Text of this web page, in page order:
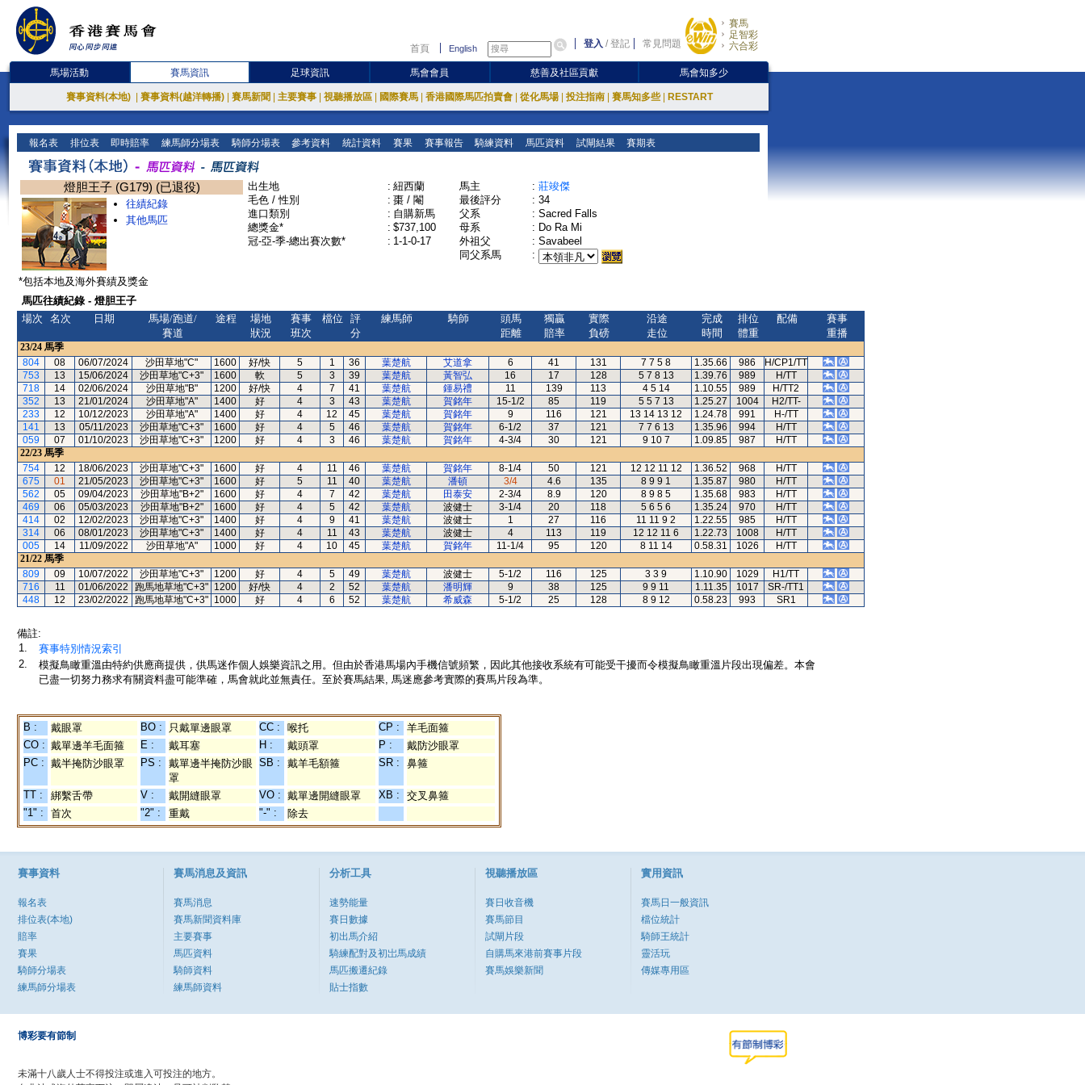
首頁 English 登入 /登記 常見問題
賽馬
足智彩
六合彩
馬場活動 賽馬資訊 足球資訊 馬會會員 慈善及社區貢獻 馬會知多少
賽事資料(本地) 賽事資料(越洋轉播) 賽馬新聞 主要賽事 視聽播放區 國際賽馬 香港國際馬匹拍賣會 從化馬場 投注指南 賽馬知多些 RESTART
報名表 排位表 即時賠率 練馬師分場表 騎師分場表 參考資料 統計資料 賽果 賽事報告 騎練資料 馬匹資料 試閘結果 賽期表
燈胆王子 (G179) (已退役)
往績紀錄
其他馬匹
出生地 : 紐西蘭
毛色 / 性別
: 棗 / 閹
進口類別
: 自購新馬
總獎金*
: $737,100
冠-亞-季-總出賽次數*
: 1-1-0-17
馬主 : 莊竣傑
最後評分
: 34
父系
: Sacred Falls
母系
: Do Ra Mi
外祖父
: Savabeel
同父系馬
:
*包括本地及海外賽績及獎金
馬匹往績紀錄 - 燈胆王子
場次
名次 日期
馬場/跑道/
賽道
途程
場地
狀況
賽事
班次
檔位
評
分
練馬師 騎師
頭馬
距離
獨贏
賠率
實際
負磅
沿途
走位
完成
時間
排位
體重
配備
賽事
重播
23/24 馬季
804
08 06/07/2024 沙田草地"C" 1600 好/快 5 1 36 葉楚航 艾道拿 6 41 131 7 7 5 8 1.35.66 986
H/CP1/TT
753
13 15/06/2024 沙田草地"C+3" 1600 軟 5 3 39 葉楚航 黃智弘 16 17 128 5 7 8 13 1.39.76 989
H/TT
718
14 02/06/2024 沙田草地"B" 1200 好/快 4 7 41 葉楚航 鍾易禮 11 139 113 4 5 14 1.10.55 989
H/TT2
352
13 21/01/2024 沙田草地"A" 1400 好 4 3 43 葉楚航 賀銘年 15-1/2 85 119 5 5 7 13 1.25.27 1004
H2/TT-
233
12 10/12/2023 沙田草地"A" 1400 好 4 12 45 葉楚航 賀銘年 9 116 121 13 14 13 12 1.24.78 991
H-/TT
141
13 05/11/2023 沙田草地"C+3" 1600 好 4 5 46 葉楚航 賀銘年 6-1/2 37 121 7 7 6 13 1.35.96 994
H/TT
059
07 01/10/2023 沙田草地"C+3" 1200 好 4 3 46 葉楚航 賀銘年 4-3/4 30 121 9 10 7 1.09.85 987
H/TT
22/23 馬季
754
12 18/06/2023 沙田草地"C+3" 1600 好 4 11 46 葉楚航 賀銘年 8-1/4 50 121 12 12 11 12 1.36.52 968
H/TT
675
01 21/05/2023 沙田草地"C+3" 1600 好 5 11 40 葉楚航 潘頓 3/4 4.6 135 8 9 9 1 1.35.87 980
H/TT
562
05 09/04/2023 沙田草地"B+2" 1600 好 4 7 42 葉楚航 田泰安 2-3/4 8.9 120 8 9 8 5 1.35.68 983
H/TT
469
06 05/03/2023 沙田草地"B+2" 1600 好 4 5 42 葉楚航 波健士 3-1/4 20 118 5 6 5 6 1.35.24 970
H/TT
414
02 12/02/2023 沙田草地"C+3" 1400 好 4 9 41 葉楚航 波健士 1 27 116 11 11 9 2 1.22.55 985
H/TT
314
06 08/01/2023 沙田草地"C+3" 1400 好 4 11 43 葉楚航 波健士 4 113 119 12 12 11 6 1.22.73 1008
H/TT
005
14 11/09/2022 沙田草地"A" 1000 好 4 10 45 葉楚航 賀銘年 11-1/4 95 120 8 11 14 0.58.31 1026
H/TT
21/22 馬季
809
09 10/07/2022 沙田草地"C+3" 1200 好 4 5 49 葉楚航 波健士 5-1/2 116 125 3 3 9 1.10.90 1029
H1/TT
716
11 01/06/2022 跑馬地草地"C+3" 1200 好/快 4 2 52 葉楚航 潘明輝 9 38 125 9 9 11 1.11.35 1017
SR-/TT1
448
12 23/02/2022 跑馬地草地"C+3" 1000 好 4 6 52 葉楚航 希威森 5-1/2 25 128 8 9 12 0.58.23 993 SR1
備註:
1.
賽事特別情況索引
2.
模擬鳥瞰重溫由特約供應商提供，供馬迷作個人娛樂資訊之用。但由於香港馬場內手機信號頻繁，因此其他接收系統有可能受干擾而令模擬鳥瞰重溫片段出現偏差。本會
已盡一切努力務求有關資料盡可能準確，馬會就此並無責任。至於賽馬結果, 馬迷應參考實際的賽馬片段為準。
B : 戴眼罩 BO : 只戴單邊眼罩 CC : 喉托 CP :
羊毛面箍
CO : 戴單邊羊毛面箍 E : 戴耳塞 H : 戴頭罩 P :
戴防沙眼罩
PC : 戴半掩防沙眼罩 PS :
戴單邊半掩防沙眼
罩
SB : 戴羊毛額箍 SR : 鼻箍
TT : 綁繫舌帶 V : 戴開縫眼罩 VO : 戴單邊開縫眼罩 XB :
交叉鼻箍
"1" :
首次 "2" : 重戴 "-" : 除去
賽事資料
報名表
排位表(本地)
賠率
賽果
騎師分場表
練馬師分場表
賽馬消息及資訊
賽馬消息
賽馬新聞資料庫
主要賽事
馬匹資料
騎師資料
練馬師資料
分析工具
速勢能量
賽日數據
初出馬介紹
騎練配對及初岀馬成績
馬匹搬遷紀錄
貼士指數
視聽播放區
賽日收音機
賽馬節目
試閘片段
自購馬來港前賽事片段
賽馬娛樂新聞
實用資訊
賽馬日一般資訊
檔位統計
騎師王統計
靈活玩
傳媒專用區
博彩要有節制
未滿十八歲人士不得投注或進入可投注的地方。